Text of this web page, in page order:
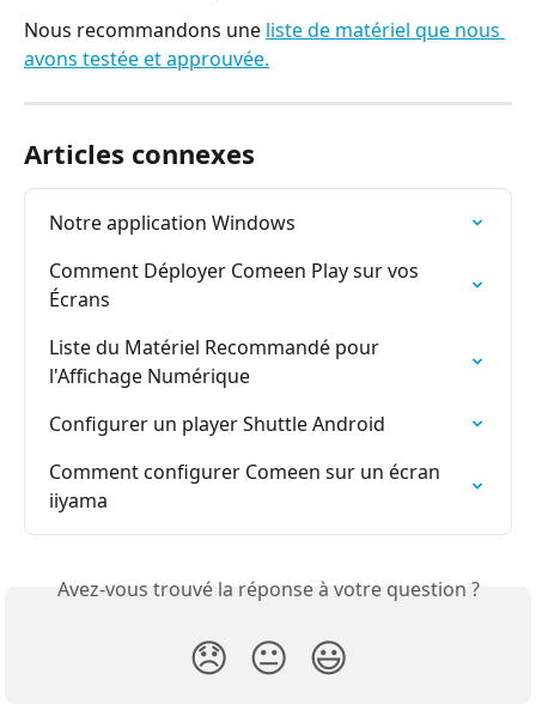
Nous recommandons une liste de matériel que nous
avons testée et approuvée.
Articles connexes
Notre application Windows
Comment Déployer Comeen Play sur vos
Écrans
Liste du Matériel Recommandé pour
l'Affichage Numérique
Configurer un player Shuttle Android
Comment configurer Comeen sur un écran
iiyama
Avez-vous trouvé la réponse à votre question ?
😞 😐 😃